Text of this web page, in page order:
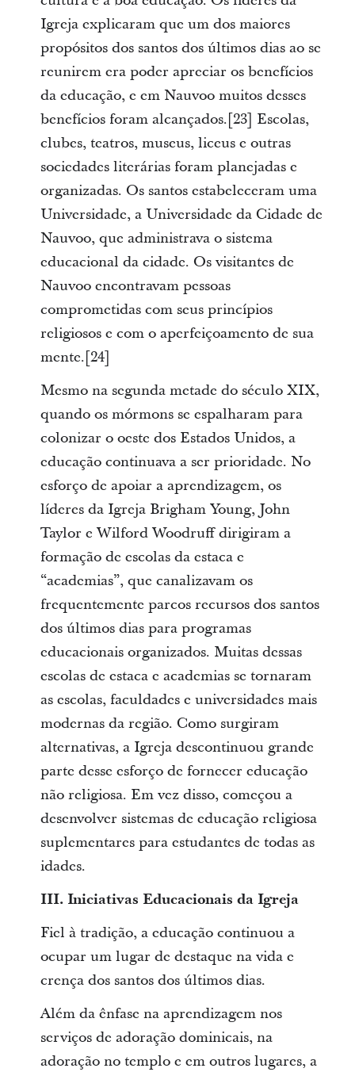
Igreja explicaram que um dos maiores
propósitos dos santos dos últimos dias ao se
reunirem era poder apreciar os benefícios
da educação, e em Nauvoo muitos desses
benefícios foram alcançados.[23] Escolas,
clubes, teatros, museus, liceus e outras
sociedades literárias foram planejadas e
organizadas. Os santos estabeleceram uma
Universidade, a Universidade da Cidade de
Nauvoo, que administrava o sistema
educacional da cidade. Os visitantes de
Nauvoo encontravam pessoas
comprometidas com seus princípios
religiosos e com o aperfeiçoamento de sua
mente.[24]
Mesmo na segunda metade do século XIX,
quando os mórmons se espalharam para
colonizar o oeste dos Estados Unidos, a
educação continuava a ser prioridade. No
esforço de apoiar a aprendizagem, os
líderes da Igreja Brigham Young, John
Taylor e Wilford Woodruff dirigiram a
formação de escolas da estaca e
“academias”, que canalizavam os
frequentemente parcos recursos dos santos
dos últimos dias para programas
educacionais organizados. Muitas dessas
escolas de estaca e academias se tornaram
as escolas, faculdades e universidades mais
modernas da região. Como surgiram
alternativas, a Igreja descontinuou grande
parte desse esforço de fornecer educação
não religiosa. Em vez disso, começou a
desenvolver sistemas de educação religiosa
suplementares para estudantes de todas as
idades.
III. Iniciativas Educacionais da Igreja
Fiel à tradição, a educação continuou a
ocupar um lugar de destaque na vida e
crença dos santos dos últimos dias.
Além da ênfase na aprendizagem nos
serviços de adoração dominicais, na
adoração no templo e em outros lugares, a